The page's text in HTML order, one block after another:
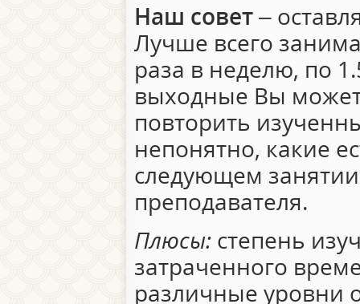
Наш совет–
Лучше всего
раза в неделю, по
выходные Вы
повторить
непонятно, какие
следующем занятии
преподавателя.
Плюсы:степень
затраченного
различные уровни